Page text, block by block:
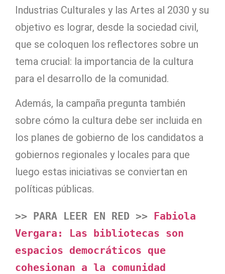
Industrias Culturales y las Artes al 2030 y su
objetivo es lograr, desde la sociedad civil,
que se coloquen los reflectores sobre un
tema crucial: la importancia de la cultura
para el desarrollo de la comunidad.
Además, la campaña pregunta también
sobre cómo la cultura debe ser incluida en
los planes de gobierno de los candidatos a
gobiernos regionales y locales para que
luego estas iniciativas se conviertan en
políticas públicas.
>> PARA LEER EN RED >> Fabiola
Vergara: Las bibliotecas son
espacios democráticos que
cohesionan a la comunidad